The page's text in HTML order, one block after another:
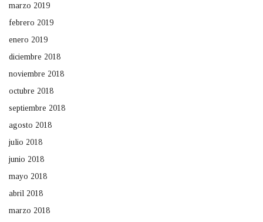
marzo 2019
febrero 2019
enero 2019
diciembre 2018
noviembre 2018
octubre 2018
septiembre 2018
agosto 2018
julio 2018
junio 2018
mayo 2018
abril 2018
marzo 2018